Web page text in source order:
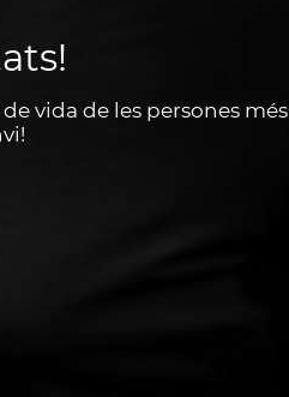
vida de les persones més